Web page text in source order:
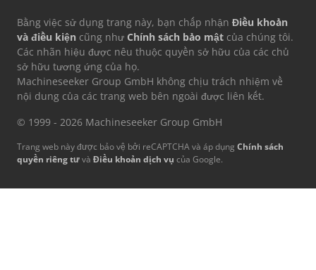
Bằng việc sử dụng trang này, bạn chấp nhận Điều khoản
và điều kiện cũng như Chính sách bảo mật của chúng tôi.
Các nhãn hiệu được nêu thuộc quyền sở hữu của các chủ
sở hữu tương ứng của họ.
Machineseeker Group GmbH không chịu trách nhiệm về
nội dung của các trang web bên ngoài được liên kết.
© 1999 - 2026 Machineseeker Group GmbH
Trang web này được bảo vệ bởi reCAPTCHA và áp dụng Chính sách
quyền riêng tưvà Điều khoản dịch vụ của Google.